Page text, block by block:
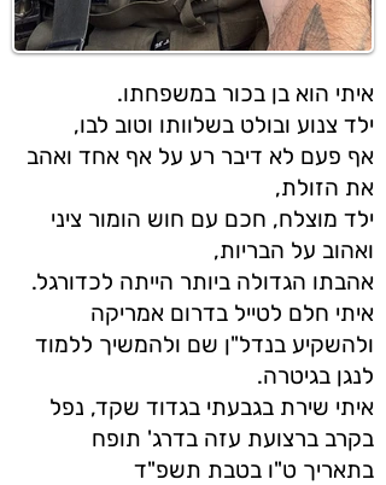
איתי הוא בן בכור במשפחתו.
ילד צנוע ובולט בשלוותו וטוב לבו,
אף פעם לא דיבר רע על אף אחד ואהב
את הזולת,
ילד מוצלח, חכם עם חוש הומור ציני
ואהוב על הבריות,
אהבתו הגדולה ביותר הייתה לכדורגל.
איתי חלם לטייל בדרום אמריקה
ולהשקיע בנדל"ן שם ולהמשיך ללמוד
לנגן בגיטרה.
איתי שירת בגבעתי בגדוד שקד, נפל
בקרב ברצועת עזה בדרג' תופח
בתאריך ט"ו בטבת תשפ"ד